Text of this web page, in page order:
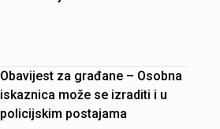
Obavijest za građane – Osobna
iskaznica može se izraditi i u
policijskim postajama